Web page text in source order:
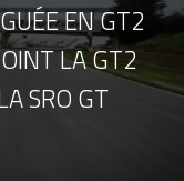
EN GT2
LA GT2
SRO GT